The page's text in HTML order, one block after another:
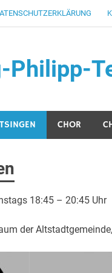
Philipp-
CHOR
18:45 – 20:45 Uhr
der